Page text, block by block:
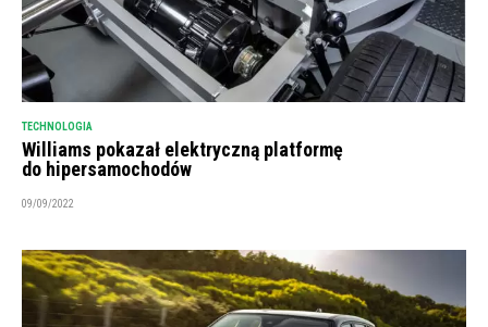
TECHNOLOGIA
Williams pokazał elektryczną platformę
do hipersamochodów
09/09/2022